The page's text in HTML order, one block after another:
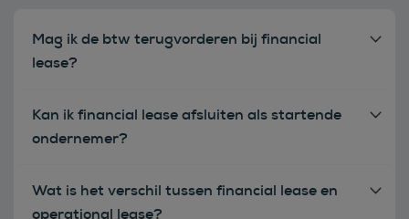
Mag ik de btw terugvorderen bij financial
lease?
Kan ik financial lease afsluiten als startende
ondernemer?
Wat is het verschil tussen financial lease en
operational lease?